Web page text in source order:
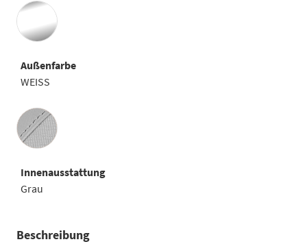
Außenfarbe
WEISS
Innenausstattung
Innenausstattung
Grau
Beschreibung